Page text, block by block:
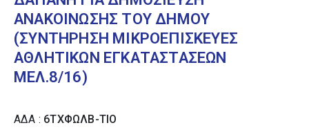
ΑΝΑΚΟΙΝΩΣΗΣ ΤΟΥ ΔΗΜΟΥ
(ΣΥΝΤΗΡΗΣΗ ΜΙΚΡΟΕΠΙΣΚΕΥΕΣ
ΑΘΛΗΤΙΚΩΝ ΕΓΚΑΤΑΣΤΑΣΕΩΝ
ΜΕΛ.8/16)
ΑΔΑ : 6ΤΧΦΩΛΒ-ΤΙΟ